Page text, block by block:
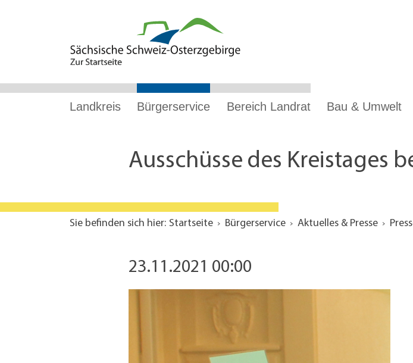
Landkreis Bürgerservice Bereich Landrat Bau & Umwelt
Ausschüsse des Kreistages
Sie befinden sich hier: Startseite Bürgerservice Aktuelles & Presse
23.11.2021 00:00